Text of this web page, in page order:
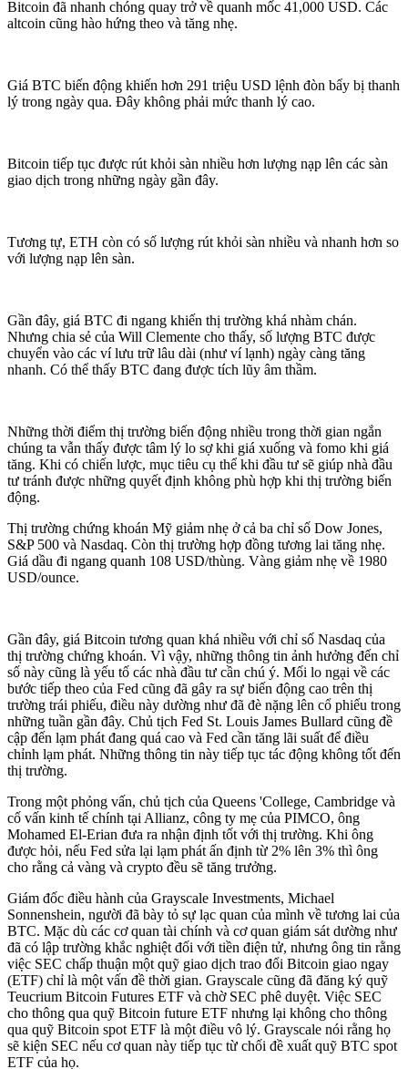
Bitcoin đã nhanh chóng quay trở về quanh mốc 41,000 USD. Các
altcoin cũng hào hứng theo và tăng nhẹ.
Giá BTC biến động khiến hơn 291 triệu USD lệnh đòn bẩy bị thanh
lý trong ngày qua. Đây không phải mức thanh lý cao.
Bitcoin tiếp tục được rút khỏi sàn nhiều hơn lượng nạp lên các sàn
giao dịch trong những ngày gần đây.
Tương tự, ETH còn có số lượng rút khỏi sàn nhiều và nhanh hơn so
với lượng nạp lên sàn.
Gần đây, giá BTC đi ngang khiến thị trường khá nhàm chán.
Nhưng chia sẻ của Will Clemente cho thấy, số lượng BTC được
chuyển vào các ví lưu trữ lâu dài (như ví lạnh) ngày càng tăng
nhanh. Có thể thấy BTC đang được tích lũy âm thầm.
Những thời điểm thị trường biến động nhiều trong thời gian ngắn
chúng ta vẫn thấy được tâm lý lo sợ khi giá xuống và fomo khi giá
tăng. Khi có chiến lược, mục tiêu cụ thể khi đầu tư sẽ giúp nhà đầu
tư tránh được những quyết định không phù hợp khi thị trường biến
động.
Thị trường chứng khoán Mỹ giảm nhẹ ở cả ba chỉ số Dow Jones,
S&P 500 và Nasdaq. Còn thị trường hợp đồng tương lai tăng nhẹ.
Giá dầu đi ngang quanh 108 USD/thùng. Vàng giảm nhẹ về 1980
USD/ounce.
Gần đây, giá Bitcoin tương quan khá nhiều với chỉ số Nasdaq của
thị trường chứng khoán. Vì vậy, những thông tin ảnh hưởng đến chỉ
số này cũng là yếu tố các nhà đầu tư cần chú ý. Mối lo ngại về các
bước tiếp theo của Fed cũng đã gây ra sự biến động cao trên thị
trường trái phiếu, điều này dường như đã đè nặng lên cổ phiếu trong
những tuần gần đây. Chủ tịch Fed St. Louis James Bullard cũng đề
cập đến lạm phát đang quá cao và Fed cần tăng lãi suất để điều
chỉnh lạm phát. Những thông tin này tiếp tục tác động không tốt đến
thị trường.
Trong một phỏng vấn, chủ tịch của Queens 'College, Cambridge và
cố vấn kinh tế chính tại Allianz, công ty mẹ của PIMCO, ông
Mohamed El-Erian đưa ra nhận định tốt với thị trường. Khi ông
được hỏi, nếu Fed sửa lại lạm phát ấn định từ 2% lên 3% thì ông
cho rằng cả vàng và crypto đều sẽ tăng trưởng.
Giám đốc điều hành của Grayscale Investments, Michael
Sonnenshein, người đã bày tỏ sự lạc quan của mình về tương lai của
BTC. Mặc dù các cơ quan tài chính và cơ quan giám sát dường như
đã có lập trường khắc nghiệt đối với tiền điện tử, nhưng ông tin rằng
việc SEC chấp thuận một quỹ giao dịch trao đổi Bitcoin giao ngay
(ETF) chỉ là một vấn đề thời gian. Grayscale cũng đã đăng ký quỹ
Teucrium Bitcoin Futures ETF và chờ SEC phê duyệt. Việc SEC
cho thông qua quỹ Bitcoin future ETF nhưng lại không cho thông
qua quỹ Bitcoin spot ETF là một điều vô lý. Grayscale nói rằng họ
sẽ kiện SEC nếu cơ quan này tiếp tục từ chối đề xuất quỹ BTC spot
ETF của họ.